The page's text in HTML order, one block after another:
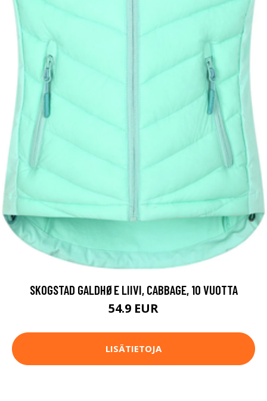
SKOGSTAD GALDHØE LIIVI, CABBAGE, 10 VUOTTA
54.9 EUR
LISÄTIETOJA